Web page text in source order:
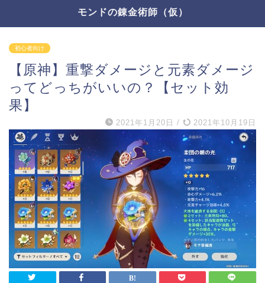
モンドの錬金術師（仮）
初心者向け
【原神】重撃ダメージと元素ダメージ
ってどっちがいいの？【セット効
果】
2021年1月20日 / 2021年10月19日